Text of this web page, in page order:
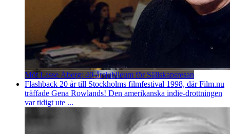
Möt Lasse Åberg: 40-årsjubileum för Sällskapsresan
Flashback 20 år till Stockholms filmfestival 1998, där Film.nu
träffade Gena Rowlands! Den amerikanska indie-drottningen
var tidigt ute ...